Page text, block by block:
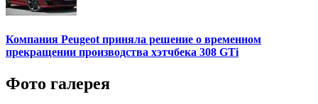
Компания Peugeot приняла решение о временном
прекращении производства хэтчбека 308 GTi
Фото галерея